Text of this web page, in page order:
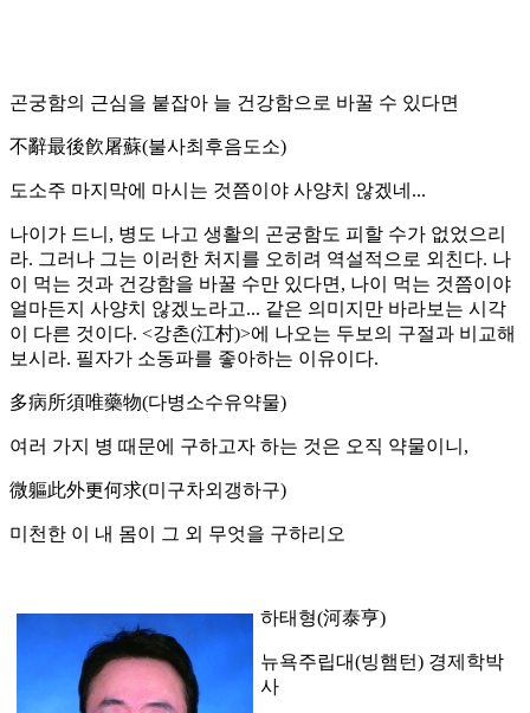
곤궁함의 근심을 붙잡아 늘 건강함으로 바꿀 수 있다면
不辭最後飮屠蘇(불사최후음도소)
도소주 마지막에 마시는 것쯤이야 사양치 않겠네...
나이가 드니, 병도 나고 생활의 곤궁함도 피할 수가 없었으리
라. 그러나 그는 이러한 처지를 오히려 역설적으로 외친다. 나
이 먹는 것과 건강함을 바꿀 수만 있다면, 나이 먹는 것쯤이야
얼마든지 사양치 않겠노라고... 같은 의미지만 바라보는 시각
이 다른 것이다. <강촌(江村)>에 나오는 두보의 구절과 비교해
보시라. 필자가 소동파를 좋아하는 이유이다.
多病所須唯藥物(다병소수유약물)
여러 가지 병 때문에 구하고자 하는 것은 오직 약물이니,
微軀此外更何求(미구차외갱하구)
미천한 이 내 몸이 그 외 무엇을 구하리오
하태형(河泰亨)
뉴욕주립대(빙햄턴) 경제학박
사